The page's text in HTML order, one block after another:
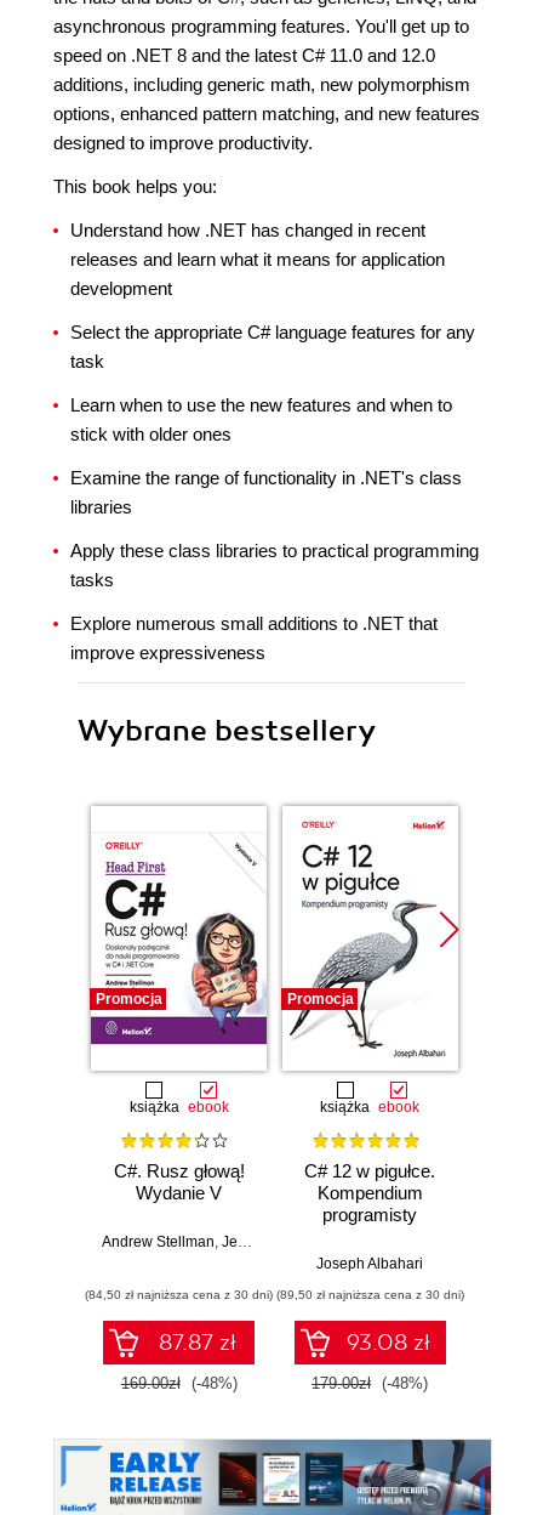
asynchronous programming features. You'll get up to
speed on .NET 8 and the latest C# 11.0 and 12.0
additions, including generic math, new polymorphism
options, enhanced pattern matching, and new features
designed to improve productivity.
This book helps you:
Understand how .NET has changed in recent
releases and learn what it means for application
development
Select the appropriate C# language features for any
task
Learn when to use the new features and when to
stick with older ones
Examine the range of functionality in .NET's class
libraries
Apply these class libraries to practical programming
tasks
Explore numerous small additions to .NET that
improve expressiveness
Wybrane bestsellery
Promocja
książka ebook
C#. Rusz głową!
Wydanie V
Andrew Stellman, Jennifer Greene
(84,50 zł najniższa cena z 30 dni)
87.87 zł
169.00zł (-48%)
Promocja
książka ebook
C# 12 w pigułce.
Kompendium
programisty
Joseph Albahari
(89,50 zł najniższa cena z 30 dni)
93.08 zł
179.00zł (-48%)